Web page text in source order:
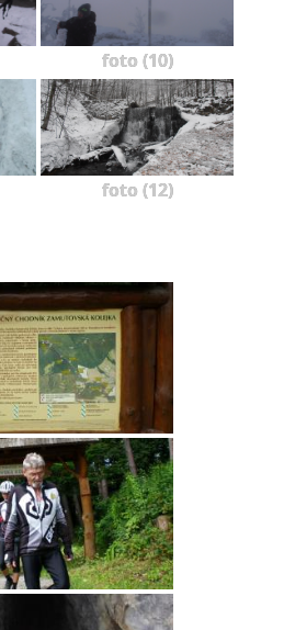
foto (10)
foto (12)